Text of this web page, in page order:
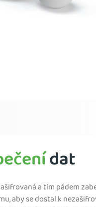
dat
a tím pádem
aby se dostal k